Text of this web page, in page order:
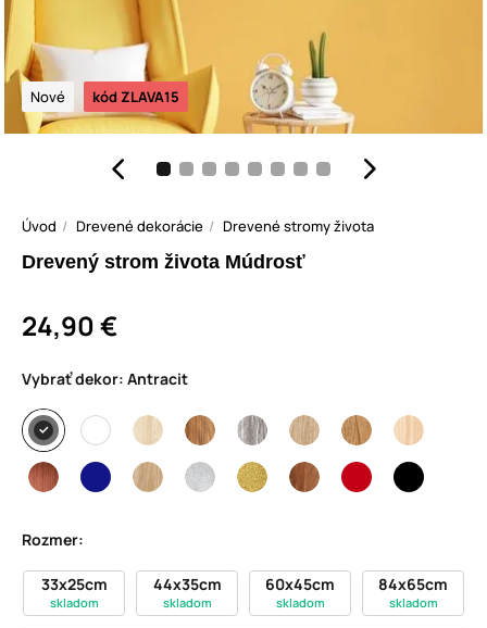
Nové kód ZLAVA15
Úvod Drevené dekorácie Drevené stromy života
Drevený strom života Múdrosť
24,90 €
Vybrať dekor: Antracit
Rozmer:
33x25cm
skladom
44x35cm
skladom
60x45cm
skladom
84x65cm
skladom